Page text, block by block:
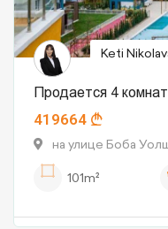
Keti
Продается 4
419664
на улице Боба
101m²